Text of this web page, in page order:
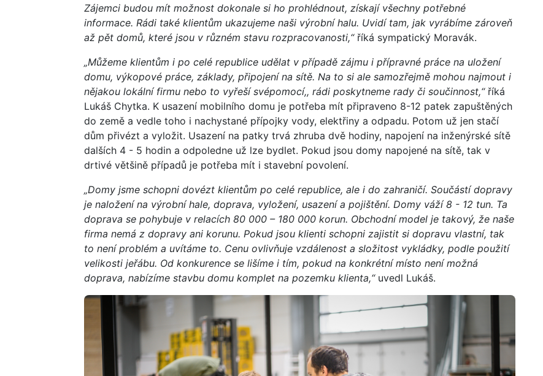
Zájemci budou mít možnost dokonale si ho prohlédnout, získají všechny potřebné
informace. Rádi také klientům ukazujeme naši výrobní halu. Uvidí tam, jak vyrábíme zároveň
až pět domů, které jsou v různém stavu rozpracovanosti,“říká sympatický Moravák.
„Můžeme klientům i po celé republice udělat v případě zájmu i přípravné práce na uložení
domu, výkopové práce, základy, připojení na sítě. Na to si ale samozřejmě mohou najmout i
nějakou lokální firmu nebo to vyřeší svépomocí,, rádi poskytneme rady či součinnost,“říká
Lukáš Chytka. K usazení mobilního domu je potřeba mít připraveno 8-12 patek zapuštěných
do země a vedle toho i nachystané přípojky vody, elektřiny a odpadu. Potom už jen stačí
dům přivézt a vyložit. Usazení na patky trvá zhruba dvě hodiny, napojení na inženýrské sítě
dalších 4 - 5 hodin a odpoledne už lze bydlet. Pokud jsou domy napojené na sítě, tak v
drtivé většině případů je potřeba mít i stavební povolení.
„Domy jsme schopni dovézt klientům po celé republice, ale i do zahraničí. Součástí dopravy
je naložení na výrobní hale, doprava, vyložení, usazení a pojištění. Domy váží 8 - 12 tun. Ta
doprava se pohybuje v relacích 80 000 – 180 000 korun. Obchodní model je takový, že naše
firma nemá z dopravy ani korunu. Pokud jsou klienti schopni zajistit si dopravu vlastní, tak
to není problém a uvítáme to. Cenu ovlivňuje vzdálenost a složitost vykládky, podle použití
velikosti jeřábu. Od konkurence se lišíme i tím, pokud na konkrétní místo není možná
doprava, nabízíme stavbu domu komplet na pozemku klienta,“uvedl Lukáš.